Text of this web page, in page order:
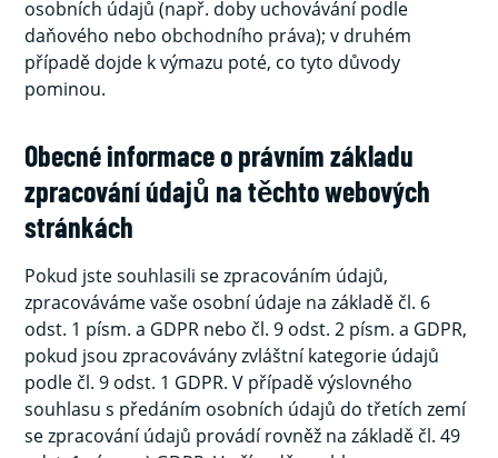
osobních údajů (např. doby uchovávání podle
daňového nebo obchodního práva); v druhém
případě dojde k výmazu poté, co tyto důvody
pominou.
Obecné informace o právním základu
zpracování údajů na těchto webových
stránkách
Pokud jste souhlasili se zpracováním údajů,
zpracováváme vaše osobní údaje na základě čl. 6
odst. 1 písm. a GDPR nebo čl. 9 odst. 2 písm. a GDPR,
pokud jsou zpracovávány zvláštní kategorie údajů
podle čl. 9 odst. 1 GDPR. V případě výslovného
souhlasu s předáním osobních údajů do třetích zemí
se zpracování údajů provádí rovněž na základě čl. 49